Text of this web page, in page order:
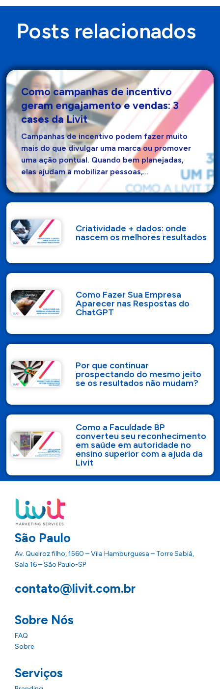
Posts relacionados
Como campanhas de incentivo
geram engajamento e vendas: 3
cases da Livit
Campanhas de incentivo podem fazer muito
mais do que divulgar uma marca ou promover
uma ação pontual. Quando bem planejadas,
elas ajudam a mobilizar pessoas,…
Criatividade + dados: onde
nascem os melhores resultados
Como Fazer Sua Empresa
Aparecer nas Respostas do
ChatGPT
Por que continuar
prospectando do mesmo jeito
se os resultados não mudam?
Como a Faculdade BP
converteu seu reconhecimento
em saúde em autoridade no
ensino superior com a ajuda da
Livit
São Paulo
Av. Queiroz filho, 1560 – Vila Hamburguesa – Torre Sabiá,
Sala 16 – São Paulo-SP
contato@livit.com.br
Sobre Nós
FAQ
Sobre
Serviços